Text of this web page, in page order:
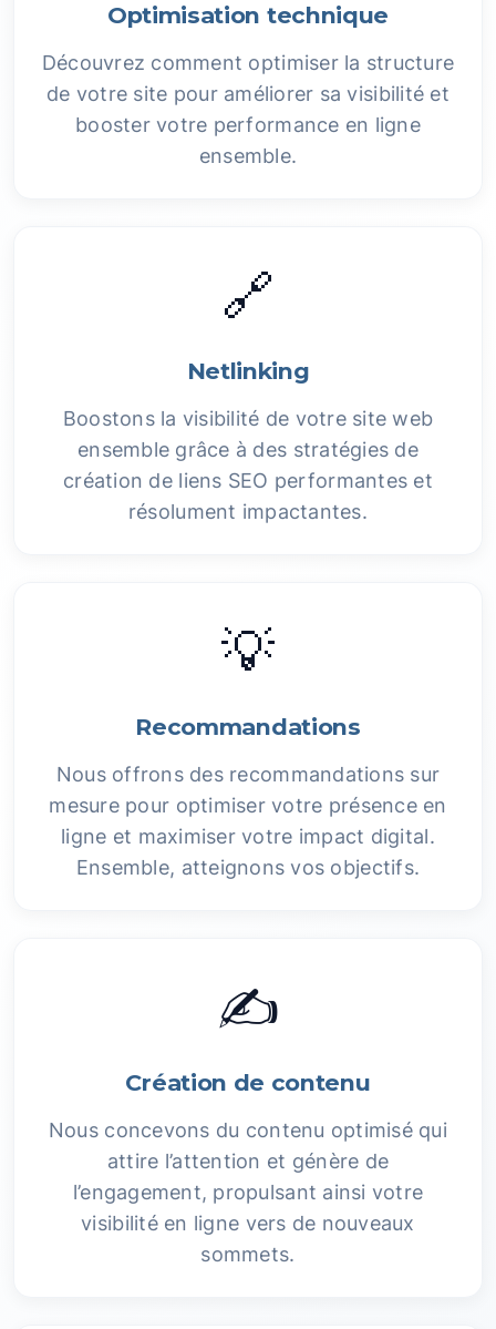
Optimisation technique
Découvrez comment optimiser la structure
de votre site pour améliorer sa visibilité et
booster votre performance en ligne
ensemble.
🔗
Netlinking
Boostons la visibilité de votre site web
ensemble grâce à des stratégies de
création de liens SEO performantes et
résolument impactantes.
💡
Recommandations
Nous offrons des recommandations sur
mesure pour optimiser votre présence en
ligne et maximiser votre impact digital.
Ensemble, atteignons vos objectifs.
✍️
Création de contenu
Nous concevons du contenu optimisé qui
attire l’attention et génère de
l’engagement, propulsant ainsi votre
visibilité en ligne vers de nouveaux
sommets.